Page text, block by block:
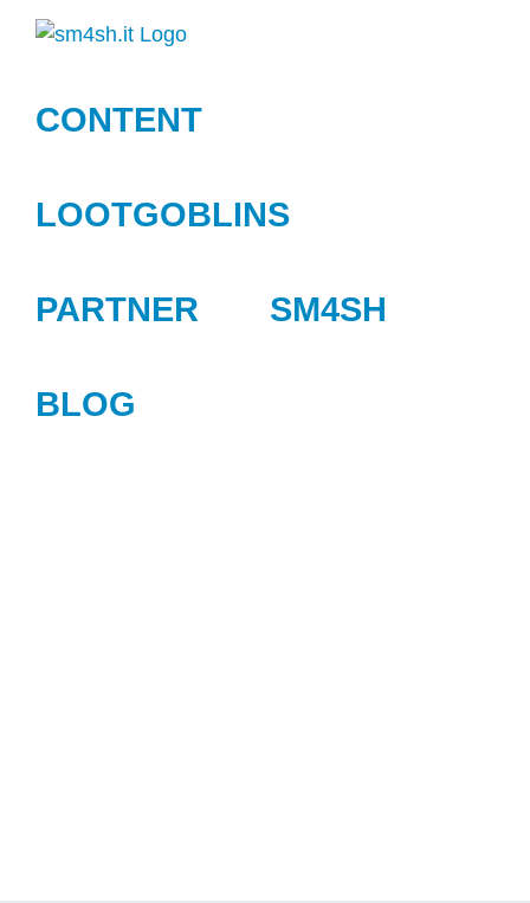
Zum
CONTENT
LOOTGOBLINS
PARTNER SM4SH
BLOG